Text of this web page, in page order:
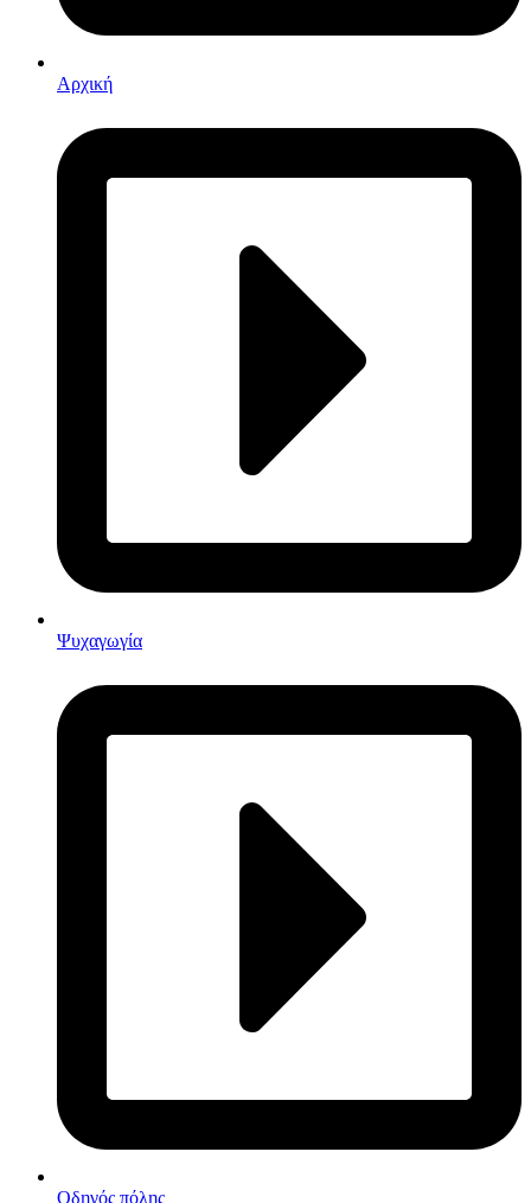
Αρχική
Ψυχαγωγία
Οδηγός πόλης